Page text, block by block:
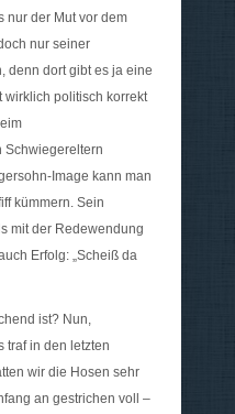
nur der Mut vor dem
nur seiner
denn dort gibt es ja eine
wirklich politisch korrekt
Schwiegereltern
Image kann man
kümmern. Sein
mit der Redewendung
Erfolg: „Scheiß da
ist? Nun,
traf in den letzten
wir die Hosen sehr
an gestrichen voll –